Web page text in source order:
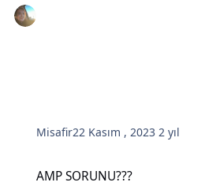
Misafir22 Kasım , 20232 yıl
AMP SORUNU???